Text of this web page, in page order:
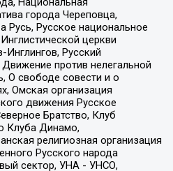
города Череповца,
Русское национальное
церкви
Русский
против нелегальной
О свободе совести и о
Омская организация
движения Русское
Братство, Клуб
Клуба Динамо,
религиозная организация
Русского народа
сектор, УНА - УНСО,